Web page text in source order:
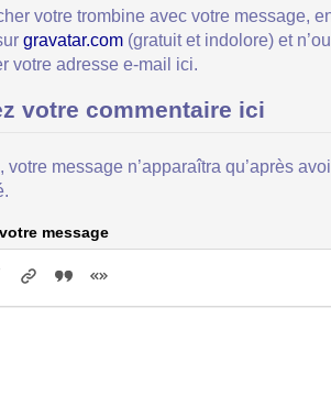
votre trombine avec votre message,
gravatar.com(gratuit et indolore) et
votre adresse e-mail ici.
votre commentaire ici
votre message n’apparaîtra qu’après
message